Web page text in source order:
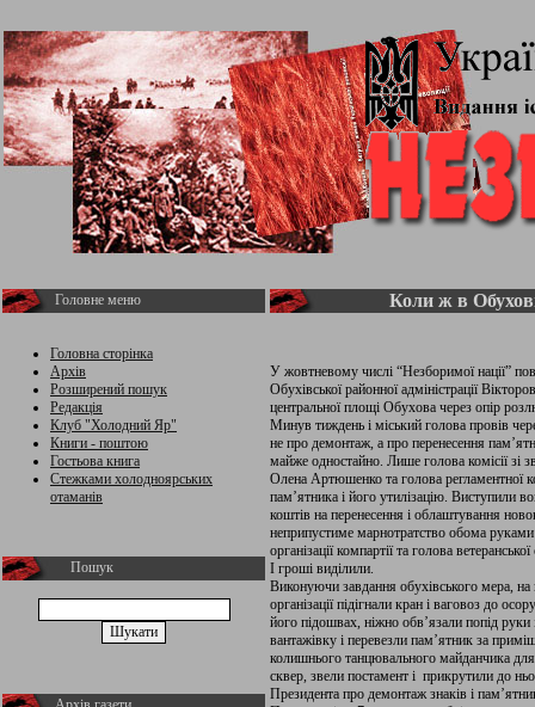
Головне меню
Головна сторінка
Архів
Розширений пошук
Редакція
Клуб "Холодний Яр"
Книги - поштою
Гостьова книга
Стежками холодноярських
отаманів
Пошук
Коли ж в
У жовтневому числі “Незборимої нації”
Обухівської районної адміністрації
центральної площі Обухова через опір
Минув тиждень і міський голова провів
не про демонтаж, а про перенесення
майже одностайно. Лише голова комісії зі
Олена Артюшенко та голова регламентної
пам’ятника і його утилізацію. Виступили
коштів на перенесення і облаштування
неприпустиме марнотратство обома руками
організації компартії та голова ветеранської
І гроші виділили.
Виконуючи завдання обухівського мера,
організації підігнали кран і ваговоз до
його підошвах, ніжно обв’язали попід
вантажівку і перевезли пам’ятник за
колишнього танцювального майданчика для
сквер, звели постамент і прикрутили до
Президента про демонтаж знаків і